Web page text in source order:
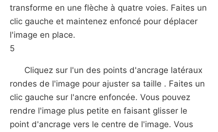
transforme en une flèche à quatre voies. Faites un
clic gauche et maintenez enfoncé pour déplacer
l'image en place.
5
Cliquez sur l'un des points d'ancrage latéraux
rondes de l'image pour ajuster sa taille . Faites un
clic gauche sur l'ancre enfoncée. Vous pouvez
rendre l'image plus petite en faisant glisser le
point d'ancrage vers le centre de l'image. Vous